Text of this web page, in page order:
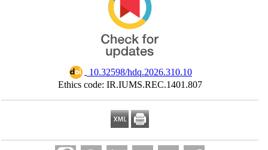
‎ 10.32598/hdq.2026.310.10
Ethics code: IR.IUMS.REC.1401.807